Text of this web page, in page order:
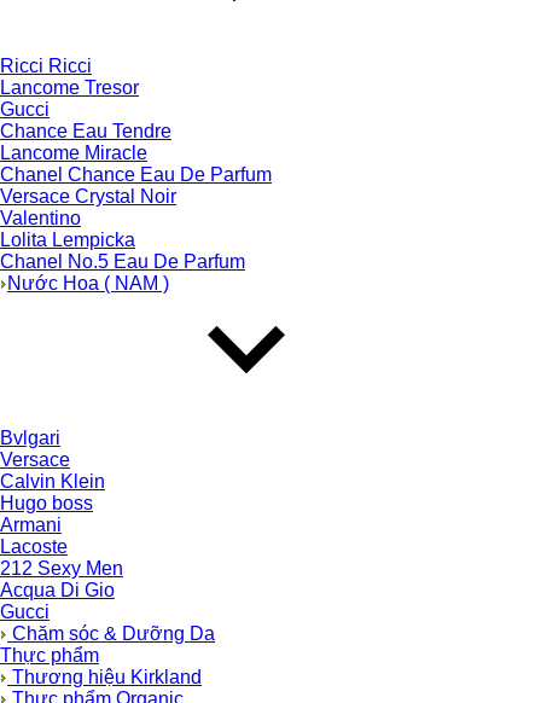
Ricci Ricci
Lancome Tresor
Gucci
Chance Eau Tendre
Lancome Miracle
Chanel Chance Eau De Parfum
Versace Crystal Noir
Valentino
Lolita Lempicka
Chanel No.5 Eau De Parfum
Nước Hoa ( NAM )
Bvlgari
Versace
Calvin Klein
Hugo boss
Armani
Lacoste
212 Sexy Men
Acqua Di Gio
Gucci
Chăm sóc & Dưỡng Da
Thực phẩm
Thương hiệu Kirkland
Thực phẩm Organic